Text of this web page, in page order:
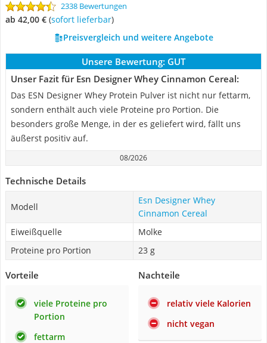
2338 Bewertungen
ab 42,00 € ( Sofort lieferbar)
Preisvergleich und weitere Angebote
Unsere Bewertung: GUT
Unser Fazit für Esn Designer Whey Cinnamon Cereal:
Das ESN Designer Whey Protein Pulver ist nicht nur fettarm,
sondern enthält auch viele Proteine pro Portion. Die
besonders große Menge, in der es geliefert wird, fällt uns
äußerst positiv auf.
08/2026
Technische Details
Modell
Esn Designer Whey
Cinnamon Cereal
Eiweißquelle
Molke
Proteine pro Portion
23 g
Vorteile
viele Proteine pro
Portion
fettarm
Nachteile
relativ viele Kalorien
nicht vegan